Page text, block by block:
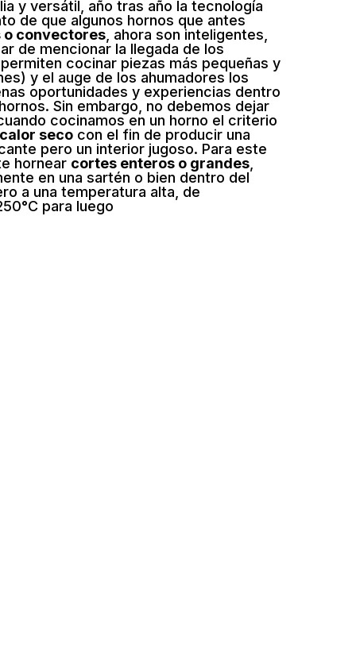
y versátil, año tras año la tecnología
de que algunos hornos que antes
o convectores, ahora son inteligentes,
de mencionar la llegada de los
cocinar piezas más pequeñas y
y el auge de los ahumadores los
oportunidades y experiencias dentro
Sin embargo, no debemos dejar
cocinamos en un horno el criterio
secocon el fin de producir una
pero un interior jugoso. Para este
hornear cortes enteros o grandes,
en una sartén o bien dentro del
a una temperatura alta, de
para luego